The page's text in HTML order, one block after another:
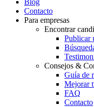
Blog
Contacto
Para empresas
Encontrar
Publicar
Consejos &
Guía de
Mejorar
FAQ
Contacto